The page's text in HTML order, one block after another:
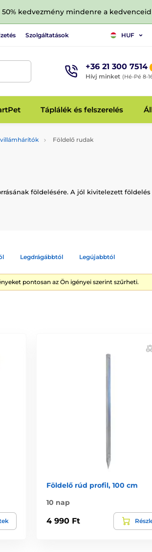
50% kedvezmény mindenre a
Szolgáltatások HUF
+36 21 300 7514
Hívj minket (Hé-Pé 8-
Táplálék és felszerelés
villámhárítók Földelő rudak
földelésére. A jól kivitelezett
Legdrágábbtól Legújabbtól
pontosan az Ön igényei szerint szűrheti.
Földelő rúd profil, 100 cm
10 nap
4 990 Ft